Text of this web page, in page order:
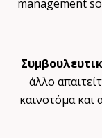
management
άλλο
καινοτόμα και